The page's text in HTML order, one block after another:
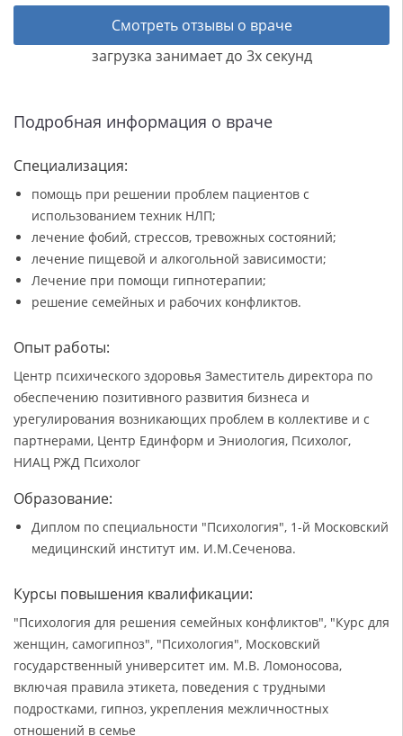
Смотреть отзывы о враче
загрузка занимает до 3х секунд
Подробная информация о враче
Специализация:
помощь при решении проблем пациентов с
использованием техник НЛП;
лечение фобий, стрессов, тревожных состояний;
лечение пищевой и алкогольной зависимости;
Лечение при помощи гипнотерапии;
решение семейных и рабочих конфликтов.
Опыт работы:
Центр психического здоровья Заместитель директора по
обеспечению позитивного развития бизнеса и
урегулирования возникающих проблем в коллективе и с
партнерами, Центр Единформ и Эниология, Психолог,
НИАЦ РЖД Психолог
Образование:
Диплом по специальности "Психология", 1-й Московский
медицинский институт им. И.М.Сеченова.
Курсы повышения квалификации:
"Психология для решения семейных конфликтов", "Курс для
женщин, самогипноз", "Психология", Московский
государственный университет им. М.В. Ломоносова,
включая правила этикета, поведения с трудными
подростками, гипноз, укрепления межличностных
отношений в семье